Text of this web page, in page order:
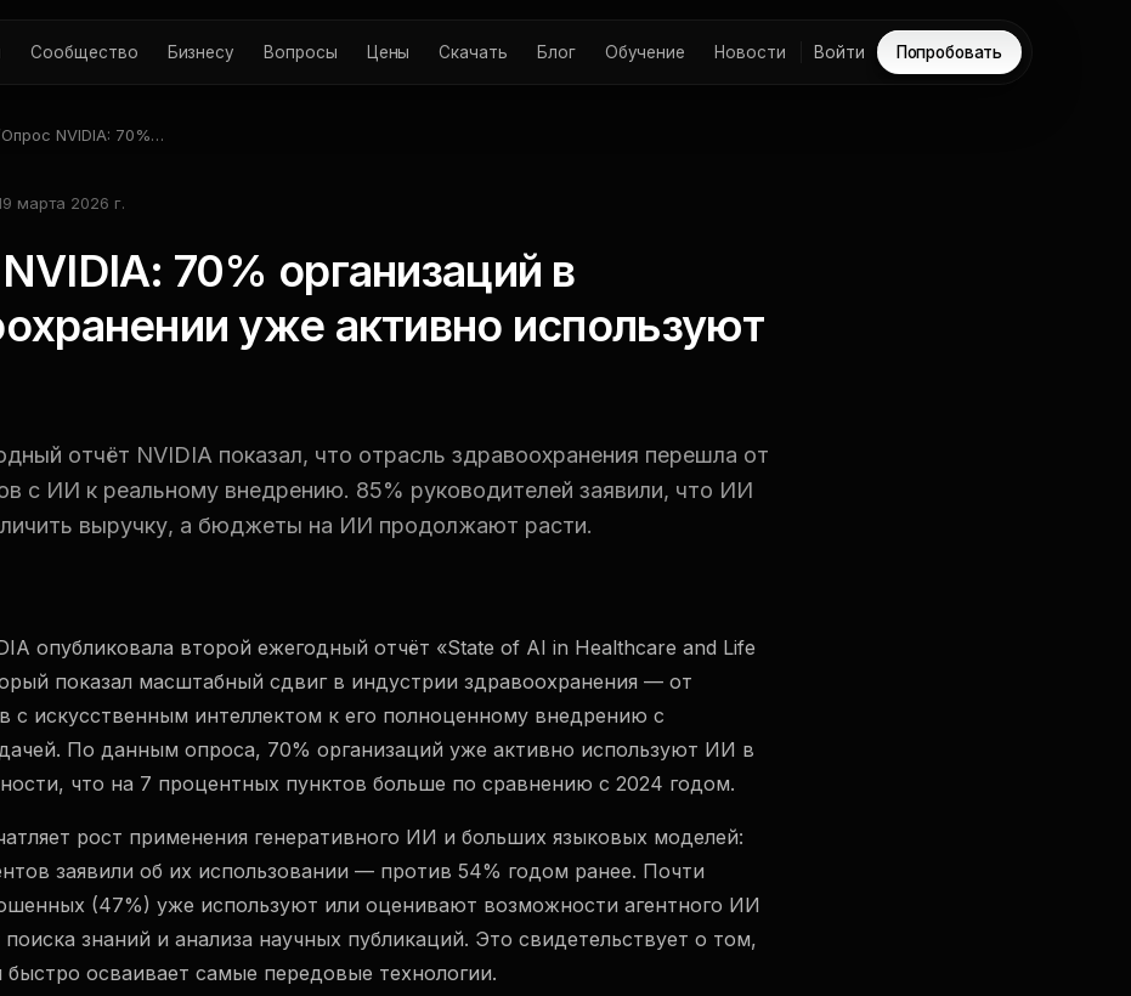
Сообщество Бизнесу Вопросы Цены Скачать Блог Обучение Новости Войти Попробовать
Опрос NVIDIA: 70%
активно используют ИИ
марта 2026 г.
70% организаций в
уже активно используют
отчёт NVIDIA показал, что отрасль здравоохранения перешла от
с ИИ к реальному внедрению. 85% руководителей заявили, что ИИ
выручку, а бюджеты на ИИ продолжают расти.
опубликовала второй ежегодный отчёт «State of AI in Healthcare and Life
показал масштабный сдвиг в индустрии здравоохранения — от
с искусственным интеллектом к его полноценному внедрению с
По данным опроса, 70% организаций уже активно используют ИИ в
что на 7 процентных пунктов больше по сравнению с 2024 годом.
рост применения генеративного ИИ и больших языковых моделей:
заявили об их использовании — против 54% годом ранее. Почти
(47%) уже используют или оценивают возможности агентного ИИ
поиска знаний и анализа научных публикаций. Это свидетельствует о том,
быстро осваивает самые передовые технологии.